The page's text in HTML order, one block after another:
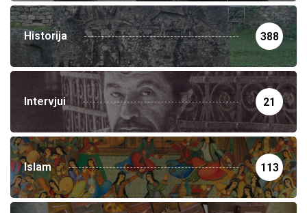
Historija 388
Intervjui 21
Islam 113